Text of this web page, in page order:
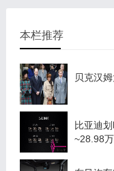
本栏推荐
贝克汉
比亚迪
~28.98